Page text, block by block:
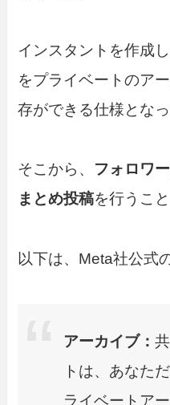
インスタントを作成
をプライベートのア
存ができる仕様となっ
そこから、 フォロワ
まとめ投稿を行うこ
以下は、Meta社公式
アーカイブ：
トは、あなた
ライベートア